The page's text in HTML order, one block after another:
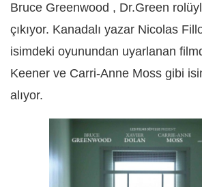
Bruce Greenwood , Dr.Green
çıkıyor. Kanadalı yazar Nicolas
isimdeki oyunundan uyarlanan
Keener ve Carri-Anne Moss gibi
alıyor.